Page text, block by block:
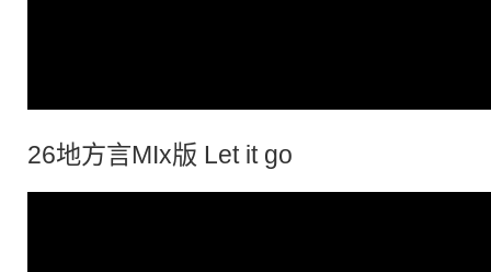
26地方言MIx版 Let it go